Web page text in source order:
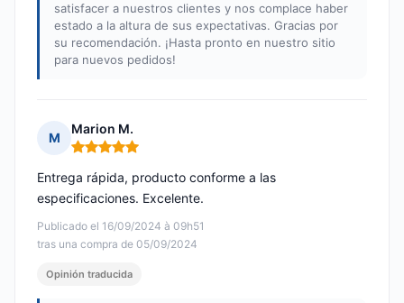
satisfacer a nuestros clientes y nos complace haber
estado a la altura de sus expectativas. Gracias por
su recomendación. ¡Hasta pronto en nuestro sitio
para nuevos pedidos!
M
Marion M.
Nota: 5 de 5
Publicado el 16/09/2024 à 09h51
tras una compra de 05/09/2024
Entrega rápida, producto conforme a las
especificaciones. Excelente.
Opinión traducida